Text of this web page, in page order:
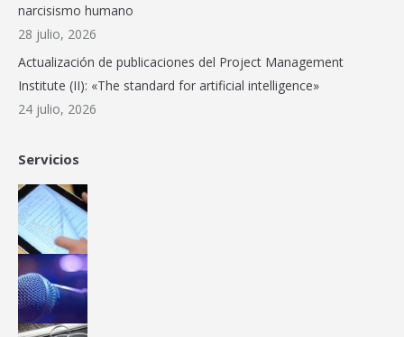
narcisismo humano
28 julio, 2026
Actualización de publicaciones del Project Management
Institute (II): «The standard for artificial intelligence»
24 julio, 2026
Servicios